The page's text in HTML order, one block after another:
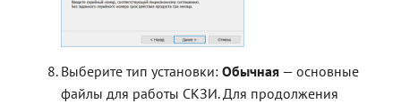
Выберите тип установки:Обычная — основные
файлы для работы СКЗИ. Для продолжения